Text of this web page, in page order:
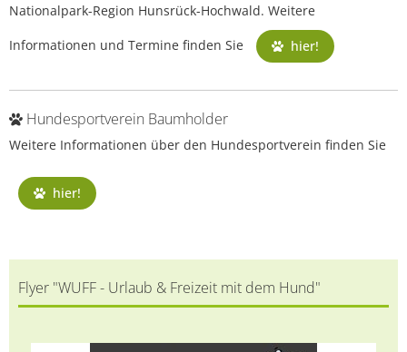
Nationalpark-Region Hunsrück-Hochwald. Weitere
Informationen und Termine finden Sie
hier!
Hundesportverein Baumholder
Weitere Informationen über den Hundesportverein finden Sie
hier!
Flyer "WUFF - Urlaub & Freizeit mit dem Hund"